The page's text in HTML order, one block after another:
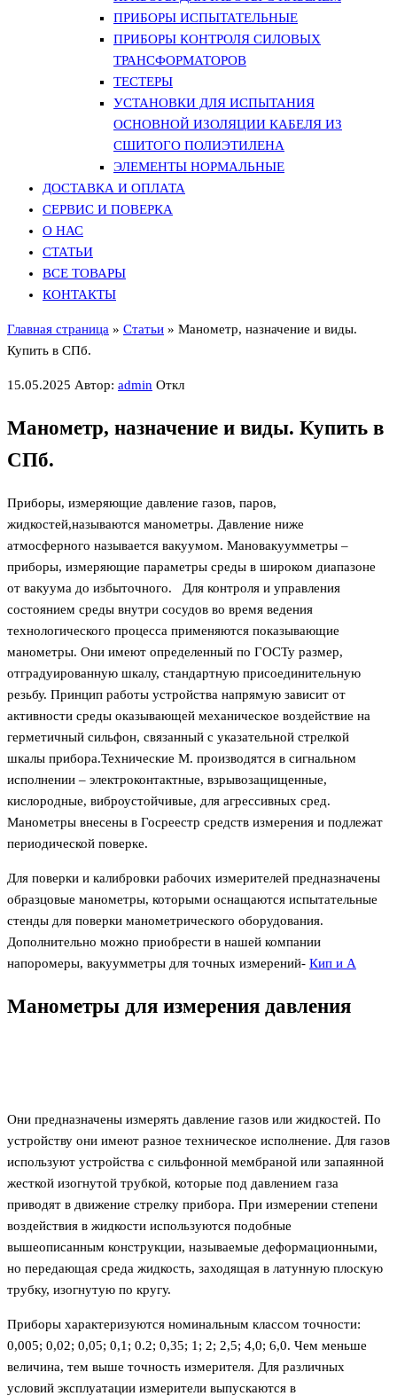
ПРИБОРЫ ИСПЫТАТЕЛЬНЫЕ
ПРИБОРЫ КОНТРОЛЯ СИЛОВЫХ
ТРАНСФОРМАТОРОВ
ТЕСТЕРЫ
УСТАНОВКИ ДЛЯ ИСПЫТАНИЯ
ОСНОВНОЙ ИЗОЛЯЦИИ КАБЕЛЯ ИЗ
СШИТОГО ПОЛИЭТИЛЕНА
ЭЛЕМЕНТЫ НОРМАЛЬНЫЕ
ДОСТАВКА И ОПЛАТА
СЕРВИС И ПОВЕРКА
О НАС
СТАТЬИ
ВСЕ ТОВАРЫ
КОНТАКТЫ
Главная страница » Статьи » Манометр, назначение и виды.
Купить в СПб.
15.05.2025 Автор: admin Откл
Манометр, назначение и виды. Купить в
СПб.
Приборы, измеряющие давление газов, паров,
жидкостей,называются манометры. Давление ниже
атмосферного называется вакуумом. Мановакуумметры –
приборы, измеряющие параметры среды в широком диапазоне
от вакуума до избыточного. Для контроля и управления
состоянием среды внутри сосудов во время ведения
технологического процесса применяются показывающие
манометры. Они имеют определенный по ГОСТу размер,
отградуированную шкалу, стандартную присоединительную
резьбу. Принцип работы устройства напрямую зависит от
активности среды оказывающей механическое воздействие на
герметичный сильфон, связанный с указательной стрелкой
шкалы прибора.Технические М. производятся в сигнальном
исполнении – электроконтактные, взрывозащищенные,
кислородные, виброустойчивые, для агрессивных сред.
Манометры внесены в Госреестр средств измерения и подлежат
периодической поверке.
Для поверки и калибровки рабочих измерителей предназначены
образцовые манометры, которыми оснащаются испытательные
стенды для поверки манометрического оборудования.
Дополнительно можно приобрести в нашей компании
напоромеры, вакуумметры для точных измерений- Кип и А
Манометры для измерения давления
Они предназначены измерять давление газов или жидкостей. По
устройству они имеют разное техническое исполнение. Для газов
используют устройства с сильфонной мембраной или запаянной
жесткой изогнутой трубкой, которые под давлением газа
приводят в движение стрелку прибора. При измерении степени
воздействия в жидкости используются подобные
вышеописанным конструкции, называемые деформационными,
но передающая среда жидкость, заходящая в латунную плоскую
трубку, изогнутую по кругу.
Приборы характеризуются номинальным классом точности:
0,005; 0,02; 0,05; 0,1; 0.2; 0,35; 1; 2; 2,5; 4,0; 6,0. Чем меньше
величина, тем выше точность измерителя. Для различных
условий эксплуатации измерители выпускаются в